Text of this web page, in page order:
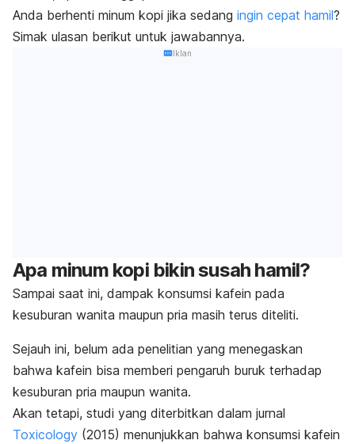
Anda berhenti minum kopi jika sedang ingin cepat hamil?
Simak ulasan berikut untuk jawabannya.
Iklan
Apa minum kopi bikin susah hamil?
Sampai saat ini, dampak konsumsi kafein pada
kesuburan wanita maupun pria masih terus diteliti.
Sejauh ini, belum ada penelitian yang menegaskan
bahwa kafein bisa memberi pengaruh buruk terhadap
kesuburan pria maupun wanita.
Akan tetapi, studi yang diterbitkan dalam jurnal
Toxicology (2015) menunjukkan bahwa konsumsi kafein